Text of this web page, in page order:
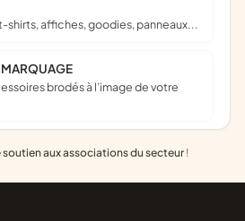
shirts, affiches, goodies, panneaux...
MARQUAGE
aux associations du secteur !